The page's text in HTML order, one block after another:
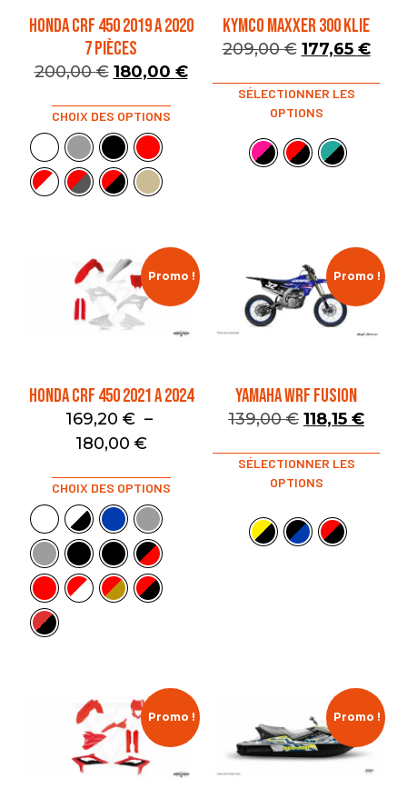
HONDA CRF 450 2019 A 2020
7 PIÈCES
200,00€ 180,00 €
CHOIX DES OPTIONS
KYMCO MAXXER 300 KLIE
209,00€ 177,65 €
SÉLECTIONNER LES
OPTIONS
Promo !
HONDA CRF 450 2021 A 2024
169,20 € –
180,00 €
CHOIX DES OPTIONS
Promo !
YAMAHA WRF FUSION
139,00€ 118,15 €
SÉLECTIONNER LES
OPTIONS
Promo ! Promo !